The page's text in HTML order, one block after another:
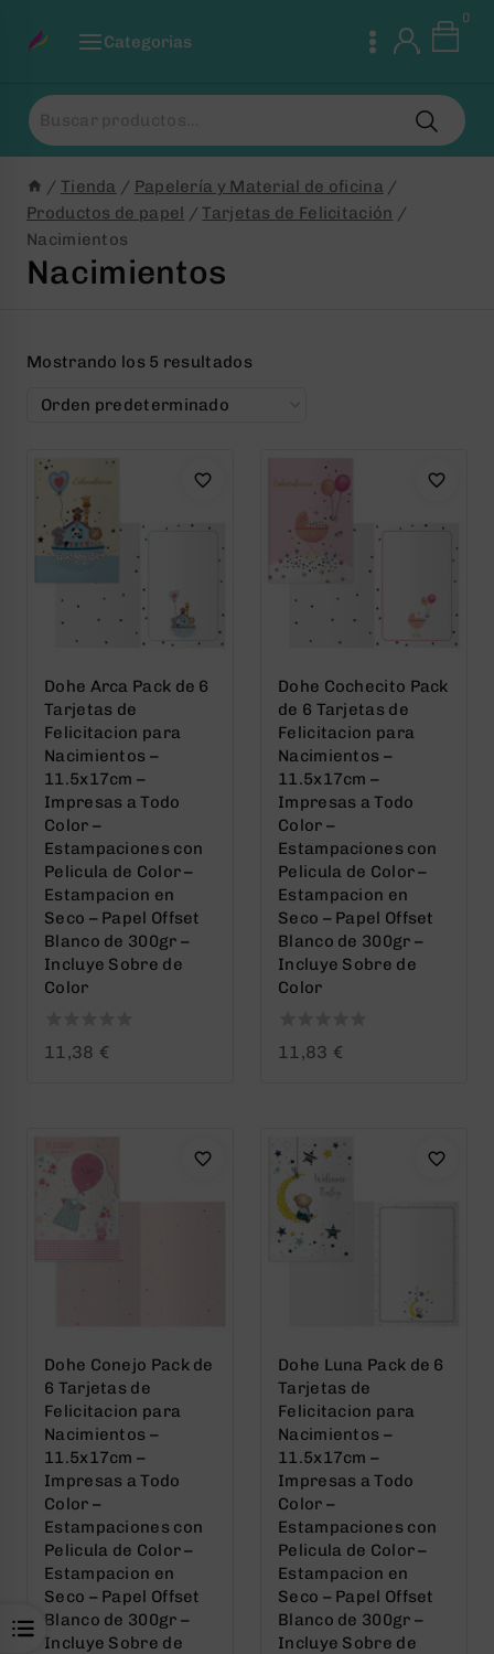
Categorias
0
Buscar
por:
/ Tienda / Papelería y Material de oficina /
Productos de papel / Tarjetas de Felicitación /
Nacimientos
Nacimientos
Mostrando los 5 resultados
Dohe Arca Pack de 6
Tarjetas de
Felicitacion para
Nacimientos –
11.5x17cm –
Impresas a Todo
Color –
Estampaciones con
Pelicula de Color –
Estampacion en
Seco – Papel Offset
Blanco de 300gr –
Incluye Sobre de
Color
011,38 €
Dohe Cochecito Pack
de 6 Tarjetas de
Felicitacion para
Nacimientos –
11.5x17cm –
Impresas a Todo
Color –
Estampaciones con
Pelicula de Color –
Estampacion en
Seco – Papel Offset
Blanco de 300gr –
Incluye Sobre de
Color
011,83 €
Dohe Conejo Pack de
6 Tarjetas de
Felicitacion para
Nacimientos –
11.5x17cm –
Impresas a Todo
Color –
Estampaciones con
Pelicula de Color –
Estampacion en
Seco – Papel Offset
Blanco de 300gr –
Incluye Sobre de
Dohe Luna Pack de 6
Tarjetas de
Felicitacion para
Nacimientos –
11.5x17cm –
Impresas a Todo
Color –
Estampaciones con
Pelicula de Color –
Estampacion en
Seco – Papel Offset
Blanco de 300gr –
Incluye Sobre de